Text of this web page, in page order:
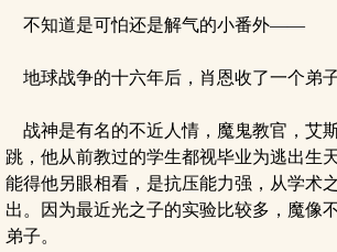
不知道是可怕还是解气的小番外——
地球战争的十六年后，肖恩收了一个弟子
战神是有名的不近人情，魔鬼教官，艾
跳，他从前教过的学生都视毕业为逃出生
能得他另眼相看，是抗压能力强，从学术
出。因为最近光之子的实验比较多，魔像
弟子。